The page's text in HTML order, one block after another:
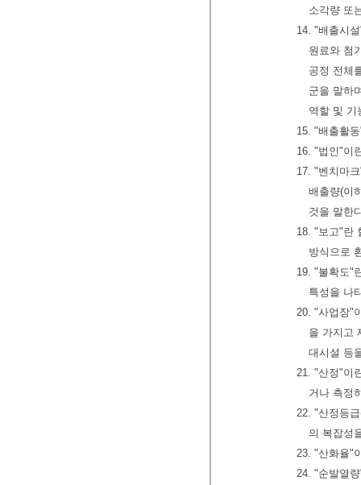
소각량 또
14. "배출시
원료와 첨
공정 전체
군을 말하
역할 및 기
15. "배출활
16. "법인"이
17. "벤치마
배출량(이
것을 말한
18. "보고"란
방식으로
19. "불확도"
특성을 나
20. "사업장"
을 가지고
대시설 등
21. "산정"이
거나 측정
22. "산정등
의 복잡성
23. "산화율"
24. "순발열